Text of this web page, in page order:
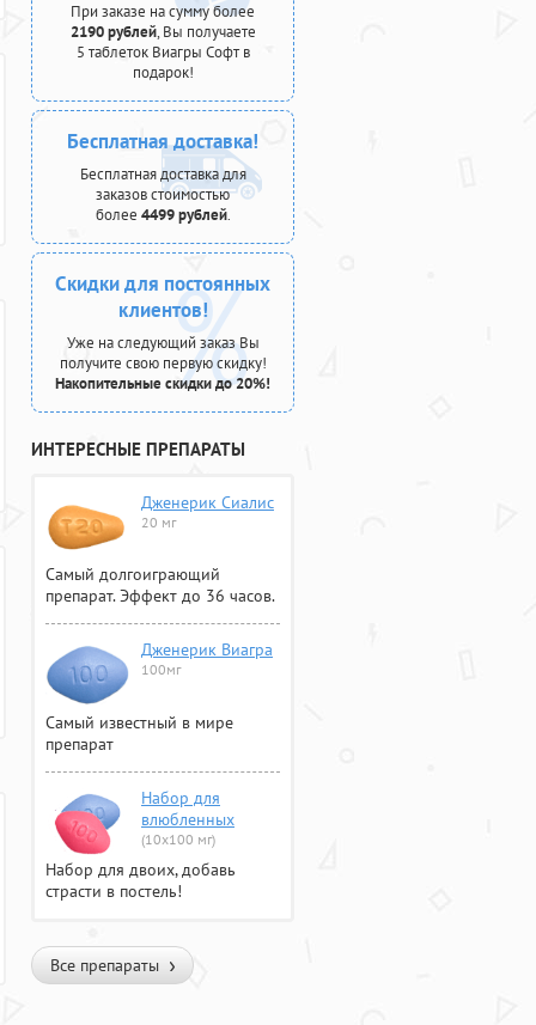
При заказе на сумму более
2190 рублей, Вы получаете
5 таблеток Виагры Софт в
подарок!
Бесплатная доставка!
Бесплатная доставка для
заказов стоимостью
более 4499 рублей.
Скидки для постоянных
клиентов!
Уже на следующий заказ Вы
получите свою первую скидку!
Накопительные скидки до 20%!
ИНТЕРЕСНЫЕ ПРЕПАРАТЫ
Дженерик Сиалис
20 мг
Самый долгоиграющий
препарат. Эффект до 36 часов.
Дженерик Виагра
100мг
Самый известный в мире
препарат
Набор для
влюбленных
(10х100 мг)
Набор для двоих, добавь
страсти в постель!
Все препараты